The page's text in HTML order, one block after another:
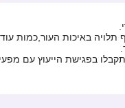
תלויה באיכות העור,כמות
בפגישת הייעוץ עם